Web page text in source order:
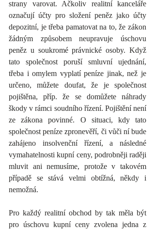
strany varovat. Ačkoliv realitní kanceláře
označují účty pro složení peněz jako účty
depozitní, je třeba pamatovat na to, že zákon
žádným způsobem neupravuje úschovu
peněz u soukromé právnické osoby. Když
tato společnost poruší smluvní ujednání,
třeba i omylem vyplatí peníze jinak, než je
určeno, můžete doufat, že je společnost
pojištěna, příp. že se domůžete náhrady
škody v rámci soudního řízení. Pojištění není
ze zákona povinné. O situaci, kdy tato
společnost peníze zpronevěří, či vůči ní bude
zahájeno insolvenční řízení, a následné
vymahatelnosti kupní ceny, podrobněji raději
mluvit ani nemusíme, protože v takovém
případě se stává velmi obtížná, někdy i
nemožná.
Pro každý realitní obchod by tak měla být
pro úschovu kupní ceny zvolena jedna z